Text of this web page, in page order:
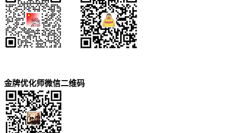
金牌优化师微信二维码